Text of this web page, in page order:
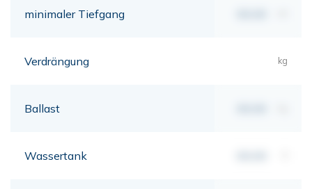
minimaler Tiefgang
Verdrängung kg
Ballast
Wassertank